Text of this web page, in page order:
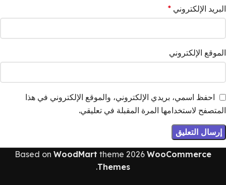
البريد الإلكتروني *
الموقع الإلكتروني
احفظ اسمي، بريدي الإلكتروني، والموقع الإلكتروني في هذا
المتصفح لاستخدامها المرة المقبلة في تعليقي.
Based on WoodMart theme 2026 WooCommerce
Themes
.